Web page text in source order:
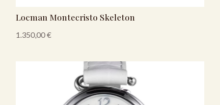
Locman Montecristo Skeleton
1.350,00€